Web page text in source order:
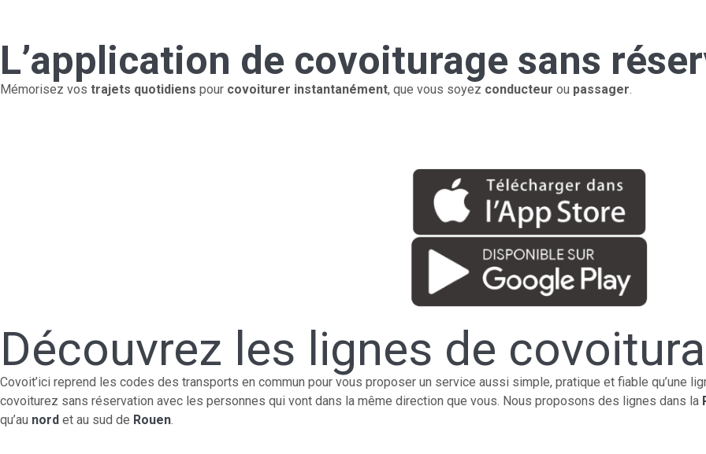
L’application de covoiturage sans
Mémorisez vos trajets quotidiens pour covoiturer instantanément, que vous soyez conducteur ou passager.
Découvrez les lignes de
Covoit’ici reprend les codes des transports en commun pour vous proposer un service aussi simple, pratique et fiable qu’une
covoiturez sans réservation avec les personnes qui vont dans la même direction que vous. Nous proposons des lignes dans la
qu’au nord et au sud de Rouen.